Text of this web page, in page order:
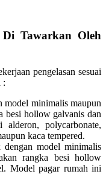
Tawarkan Oleh
pengelasan sesuai
:
model minimalis maupun
besi hollow galvanis dan
alderon, polycarbonate,
kaca tempered.
model minimalis
rangka besi hollow
Model pagar rumah ini